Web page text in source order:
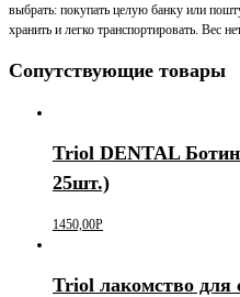
выбрать: покупать целую банку или
хранить и легко транспортировать. Вес
Сопутствующие товары
Triol DENTAL
25шт.)
1450,00Р
Triol лакомство для